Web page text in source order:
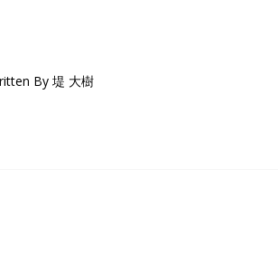
By 堤 大樹